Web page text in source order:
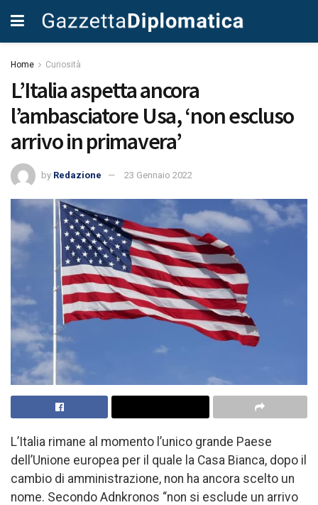
Home Curiosità
L’Italia aspetta ancora
l’ambasciatore Usa, ‘non escluso
arrivo in primavera’
by Redazione 23 Gennaio 2022
L’Italia rimane al momento l’unico grande Paese
dell’Unione europea per il quale la Casa Bianca, dopo il
cambio di amministrazione, non ha ancora scelto un
nome. Secondo Adnkronos “non si esclude un arrivo